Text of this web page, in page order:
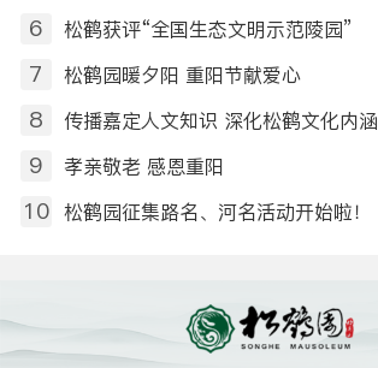
6 松鹤获评“全国生态文明示范陵园”
7 松鹤园暖夕阳 重阳节献爱心
8 传播嘉定人文知识 深化松鹤文化内涵
9 孝亲敬老 感恩重阳
10